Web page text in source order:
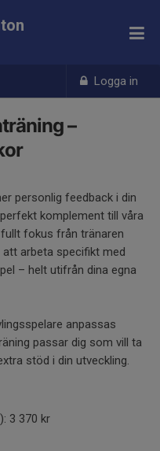
Logga in
–
personlig feedback i din
komplement till våra
fokus från tränaren
arbeta specifikt med
– helt utifrån dina egna
anpassas
passar dig som vill ta
stöd i din utveckling.
3 370 kr